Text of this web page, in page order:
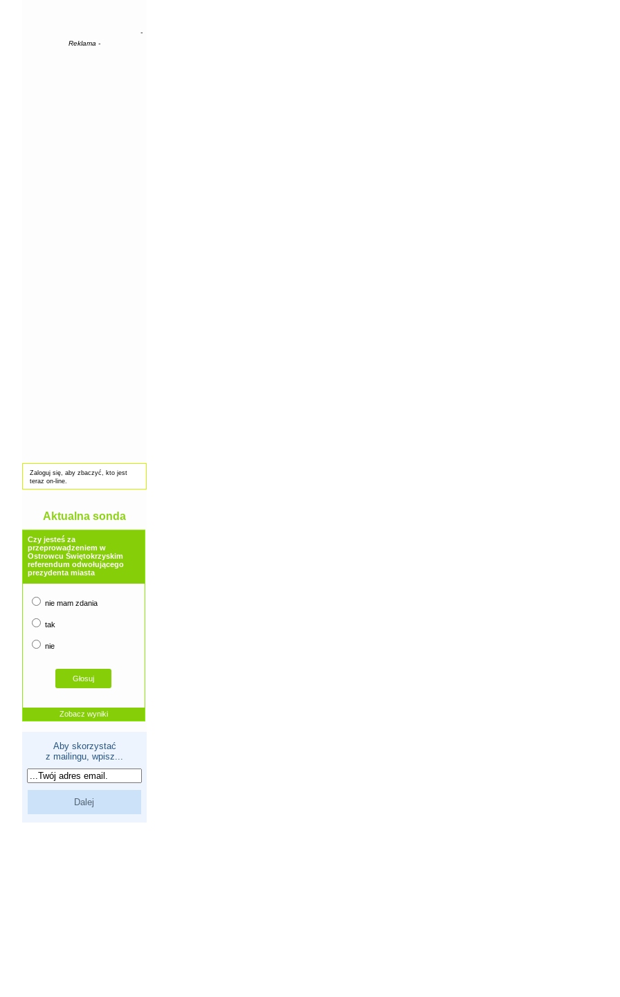
-
Reklama -
Zaloguj się, aby zbaczyć, kto jest
teraz on-line.
Aktualna sonda
Czy jesteś za
przeprowadzeniem w
Ostrowcu Świętokrzyskim
referendum odwołującego
prezydenta miasta
nie mam zdania
tak
nie
Zobacz wyniki
Aby skorzystać
z mailingu, wpisz...